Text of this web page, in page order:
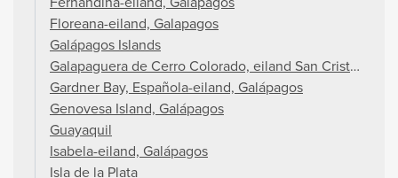
Floreana-eiland, Galapagos
Galápagos Islands
Galapaguera de Cerro Colorado, eiland San Cristóbal,
Gardner Bay, Española-eiland, Galápagos
Genovesa Island, Galápagos
Guayaquil
Isabela-eiland, Galápagos
Isla de la Plata